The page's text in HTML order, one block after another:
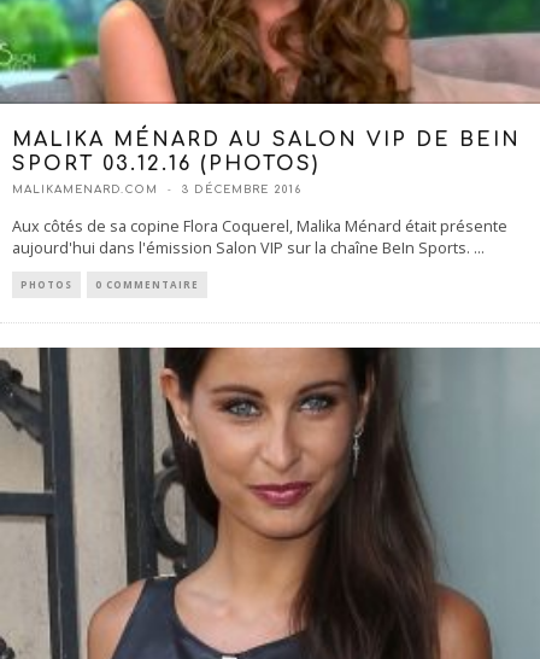
MALIKA MÉNARD AU SALON VIP DE BEIN
SPORT 03.12.16 (PHOTOS)
MALIKAMENARD.COM 3 DÉCEMBRE 2016
Aux côtés de sa copine Flora Coquerel, Malika Ménard était présente
aujourd'hui dans l'émission Salon VIP sur la chaîne BeIn Sports. ...
PHOTOS 0 COMMENTAIRE